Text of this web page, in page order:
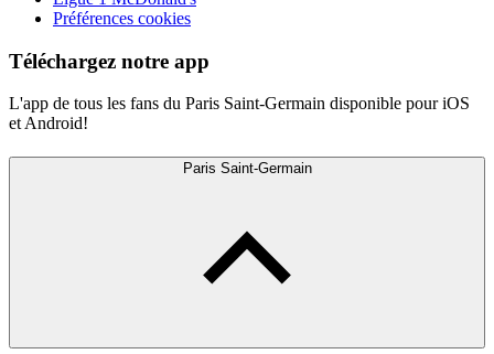
Préférences cookies
Téléchargez notre app
L'app de tous les fans du Paris Saint-Germain disponible pour iOS
et Android!
Paris Saint-Germain